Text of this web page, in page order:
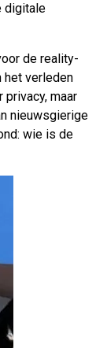
digitale
de reality-
het verleden
privacy, maar
nieuwsgierige
wie is de